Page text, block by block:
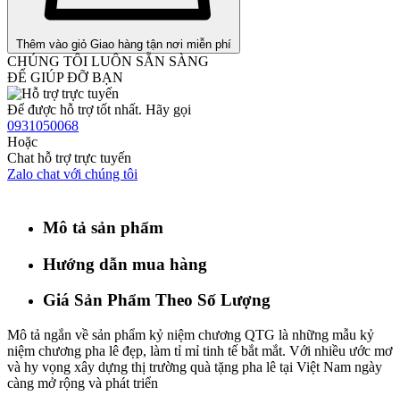
Thêm vào giỏ Giao hàng tận nơi miễn phí
CHÚNG TÔI LUÔN SẴN SÀNG
ĐỂ GIÚP ĐỠ BẠN
Để được hỗ trợ tốt nhất. Hãy gọi
0931050068
Hoặc
Chat hỗ trợ trực tuyến
Zalo chat với chúng tôi
Mô tả sản phẩm
Hướng dẫn mua hàng
Giá Sản Phẩm Theo Số Lượng
Mô tả ngắn về sản phẩm kỷ niệm chương QTG là những mẫu kỷ
niệm chương pha lê đẹp, làm tỉ mỉ tinh tế bắt mắt. Với nhiều ước mơ
và hy vọng xây dựng thị trường quà tặng pha lê tại Việt Nam ngày
càng mở rộng và phát triển